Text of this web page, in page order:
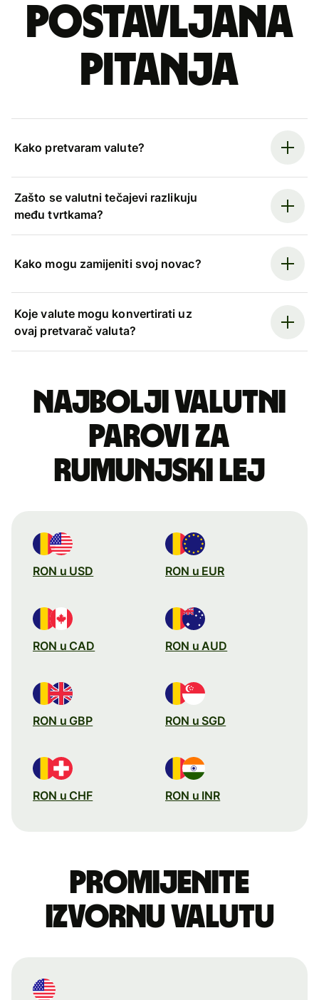
postavljana
pitanja
Kako pretvaram valute?
Zašto se valutni tečajevi razlikuju
među tvrtkama?
Kako mogu zamijeniti svoj novac?
Koje valute mogu konvertirati uz
ovaj pretvarač valuta?
Najbolji valutni
parovi za
rumunjski lej
RON u USD RON u EUR
RON u CAD RON u AUD
RON u GBP RON u SGD
RON u CHF RON u INR
Promijenite
izvornu valutu